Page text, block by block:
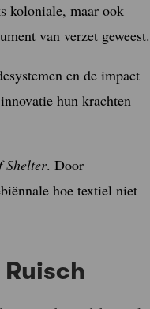
koloniale, maar ook
van verzet geweest.
en de impact
hun krachten
Shelter. Door
hoe textiel niet